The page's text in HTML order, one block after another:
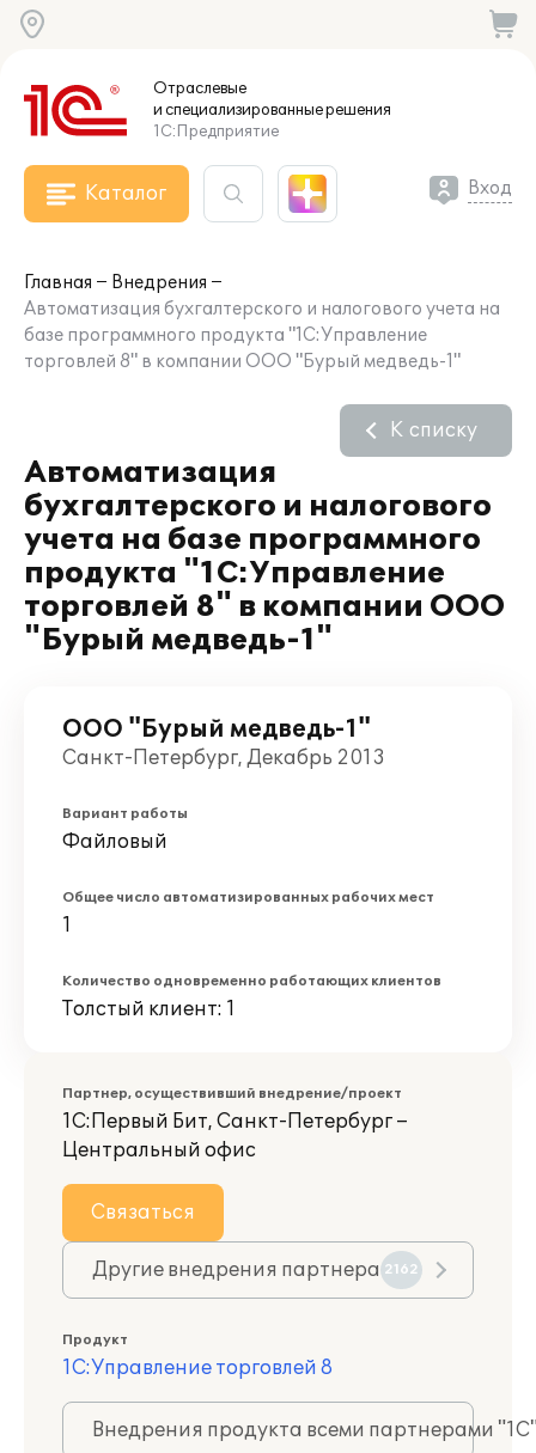
Отраслевые
и специализированныерешения
1С:Предприятие
Каталог Вход
Главная
Внедрения
Автоматизация бухгалтерского и налогового учета на
базе программного продукта "1С:Управление
торговлей 8" в компании ООО "Бурый медведь-1"
Автоматизация
бухгалтерского и налогового
учета на базе программного
продукта "1С:Управление
торговлей 8" в компании ООО
"Бурый медведь-1"
К списку
ООО "Бурый медведь-1"
Санкт-Петербург, Декабрь 2013
Вариант работы
Файловый
Общее число автоматизированных рабочих мест
1
Количество одновременно работающих клиентов
Толстый клиент: 1
Партнер, осуществивший внедрение/проект
1С:Первый Бит, Санкт-Петербург –
Центральный офис
Связаться
Другие внедрения партнера 2162
Продукт
1С:Управление торговлей 8
Внедрения продукта всеми партнерами